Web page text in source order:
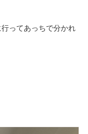
ってあっちで分かれ